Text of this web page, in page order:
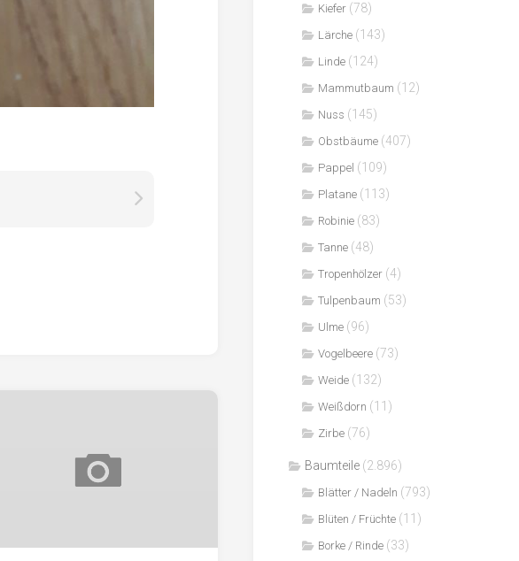
Kiefer (78)
Lärche (143)
Linde (124)
Mammutbaum (12)
Nuss (145)
Obstbäume (407)
Pappel (109)
Platane (113)
Robinie (83)
Tanne (48)
Tropenhölzer (4)
Tulpenbaum (53)
Ulme (96)
Vogelbeere (73)
Weide (132)
Weißdorn (11)
Zirbe (76)
Baumteile (2.896)
Blätter / Nadeln (793)
Blüten / Früchte (11)
Borke / Rinde (33)